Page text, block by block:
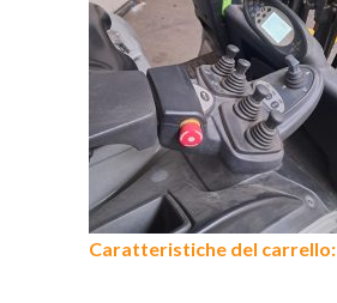
Caratteristiche del carrello: